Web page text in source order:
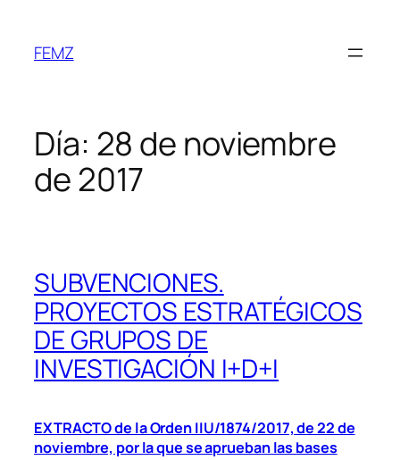
FEMZ
Día: 28 de noviembre
de 2017
SUBVENCIONES.
PROYECTOS ESTRATÉGICOS
DE GRUPOS DE
INVESTIGACIÓN I+D+I
EXTRACTO de la Orden IIU/1874/2017, de 22 de
noviembre, por la que se aprueban las bases